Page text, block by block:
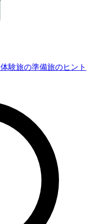
体験旅の準備旅のヒント